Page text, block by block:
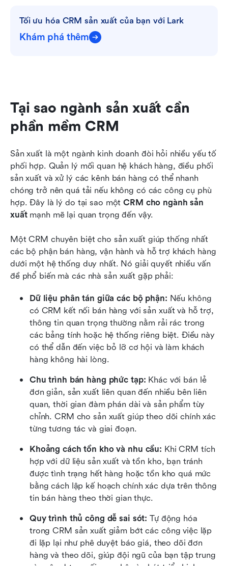
Tối ưu hóa CRM sản xuất của bạn với Lark
Khám phá thêm
Tại sao ngành sản xuất cần
phần mềm CRM
Sản xuất là một ngành kinh doanh đòi hỏi nhiều yếu tố
phối hợp. Quản lý mối quan hệ khách hàng, điều phối
sản xuất và xử lý các kênh bán hàng có thể nhanh
chóng trở nên quá tải nếu không có các công cụ phù
hợp. Đây là lý do tại sao một CRM cho ngành sản
xuất mạnh mẽ lại quan trọng đến vậy.
Một CRM chuyên biệt cho sản xuất giúp thống nhất
các bộ phận bán hàng, vận hành và hỗ trợ khách hàng
dưới một hệ thống duy nhất. Nó giải quyết nhiều vấn
đề phổ biến mà các nhà sản xuất gặp phải:
Dữ liệu phân tán giữa các bộ phận: Nếu không
có CRM kết nối bán hàng với sản xuất và hỗ trợ,
thông tin quan trọng thường nằm rải rác trong
các bảng tính hoặc hệ thống riêng biệt. Điều này
có thể dẫn đến việc bỏ lỡ cơ hội và làm khách
hàng không hài lòng.
Chu trình bán hàng phức tạp: Khác với bán lẻ
đơn giản, sản xuất liên quan đến nhiều bên liên
quan, thời gian đàm phán dài và sản phẩm tùy
chỉnh. CRM cho sản xuất giúp theo dõi chính xác
từng tương tác và giai đoạn.
Khoảng cách tồn kho và nhu cầu: Khi CRM tích
hợp với dữ liệu sản xuất và tồn kho, bạn tránh
được tình trạng hết hàng hoặc tồn kho quá mức
bằng cách lập kế hoạch chính xác dựa trên thông
tin bán hàng theo thời gian thực.
Quy trình thủ công dễ sai sót: Tự động hóa
trong CRM sản xuất giảm bớt các công việc lặp
đi lặp lại như phê duyệt báo giá, theo dõi đơn
hàng và theo dõi, giúp đội ngũ của bạn tập trung